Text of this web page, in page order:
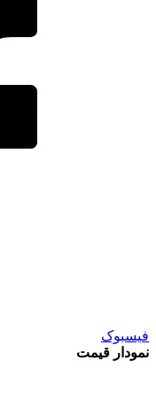
فیسبوک
نمودار قیمت